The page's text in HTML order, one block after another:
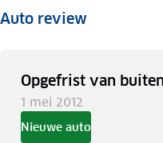
Auto review
Opgefrist van
1 mei 2012
Nieuwe auto